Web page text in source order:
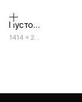
Пустой дизайн-макет
1414 × 2000